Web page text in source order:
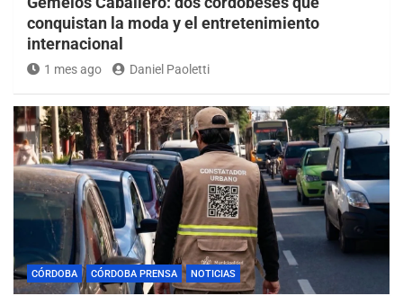
conquistan la moda y el entretenimiento
internacional
1 mes ago Daniel Paoletti
CÓRDOBA CÓRDOBA PRENSA NOTICIAS